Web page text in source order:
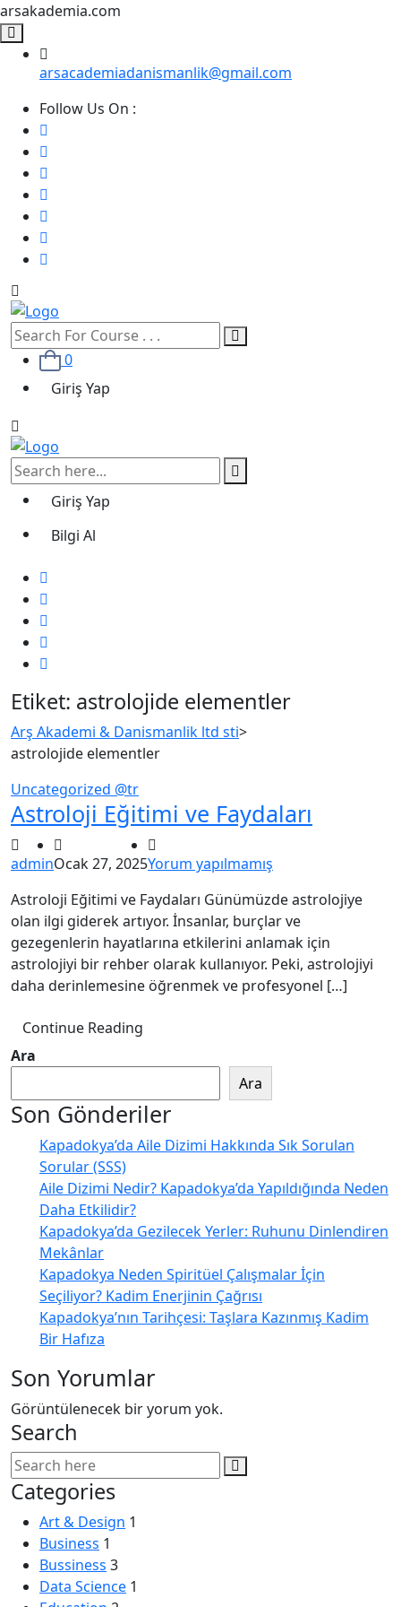
arsakademia.com
arsacademiadanismanlik@gmail.com
Follow Us On :
0
Giriş Yap
Giriş Yap
Bilgi Al
Etiket: astrolojide elementler
Arş Akademi & Danismanlik ltd sti>
astrolojide elementler
Uncategorized @tr
Astroloji Eğitimi ve Faydaları
adminOcak 27, 2025Yorum yapılmamış
Astroloji Eğitimi ve Faydaları Günümüzde astrolojiye
olan ilgi giderek artıyor. İnsanlar, burçlar ve
gezegenlerin hayatlarına etkilerini anlamak için
astrolojiyi bir rehber olarak kullanıyor. Peki, astrolojiyi
daha derinlemesine öğrenmek ve profesyonel […]
Continue Reading
Ara
Ara
Son Gönderiler
Kapadokya’da Aile Dizimi Hakkında Sık Sorulan
Sorular (SSS)
Aile Dizimi Nedir? Kapadokya’da Yapıldığında Neden
Daha Etkilidir?
Kapadokya’da Gezilecek Yerler: Ruhunu Dinlendiren
Mekânlar
Kapadokya Neden Spiritüel Çalışmalar İçin
Seçiliyor? Kadim Enerjinin Çağrısı
Kapadokya’nın Tarihçesi: Taşlara Kazınmış Kadim
Bir Hafıza
Son Yorumlar
Görüntülenecek bir yorum yok.
Search
Categories
Art & Design 1
Business 1
Bussiness 3
Data Science 1